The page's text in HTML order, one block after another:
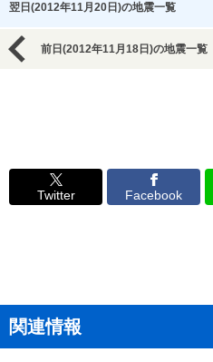
翌日(2012年11月20日)の地震一覧
前日(2012年11月18日)の地震一覧
Twitter Facebook
関連情報